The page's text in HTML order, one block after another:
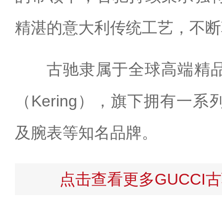
精湛的意大利传统工艺，不
古驰隶属于全球高端
（Kering），旗下拥有一系
及腕表等知名品牌。
点击查看更多GUCCI